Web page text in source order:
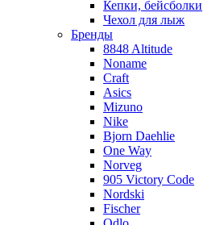
Кепки, бейсболки
Чехол для лыж
Бренды
8848 Altitude
Noname
Craft
Asics
Mizuno
Nike
Bjorn Daehlie
One Way
Norveg
905 Victory Code
Nordski
Fischer